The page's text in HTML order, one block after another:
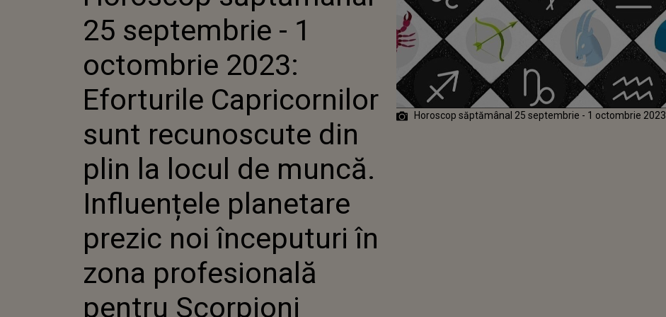
SUNT RECUNOSCUTE DIN PLIN LA
LOCUL DE MUNCĂ. INFLUENȚELE
PLANETARE PREZIC NOI
PROFESIONALĂ PENTRU
SCORPIONI
25 septembrie - 1
octombrie 2023:
Eforturile Capricornilor
sunt recunoscute din
plin la locul de muncă.
Influențele planetare
prezic noi începuturi în
zona profesională
pentru Scorpioni
Horoscop săptămânal 25 septembrie - 1 octombrie 2023